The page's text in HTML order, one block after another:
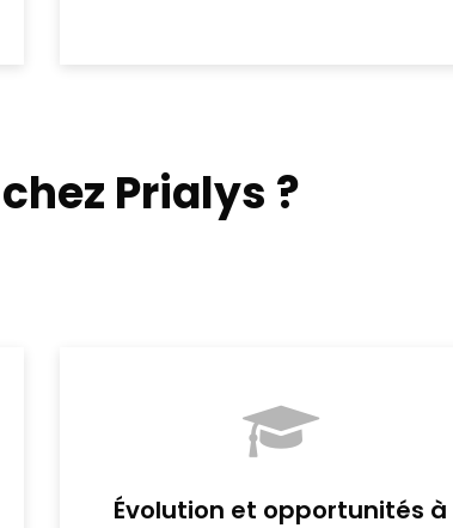
Prialys ?
Évolution et opportunités à